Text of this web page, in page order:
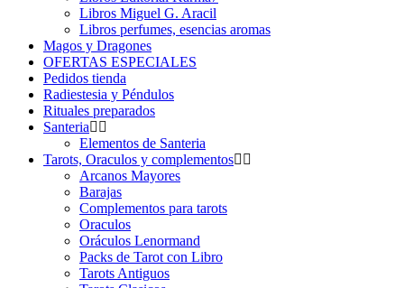
Libros Miguel G. Aracil
Libros perfumes, esencias aromas
Magos y Dragones
OFERTAS ESPECIALES
Pedidos tienda
Radiestesia y Péndulos
Rituales preparados
Santeria
Elementos de Santeria
Tarots, Oraculos y complementos
Arcanos Mayores
Barajas
Complementos para tarots
Oraculos
Oráculos Lenormand
Packs de Tarot con Libro
Tarots Antiguos